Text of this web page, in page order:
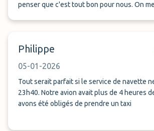
penser que c'est tout bon pour nous. On
dans les temps.
Philippe
05-01-2026
Tout serait parfait si le service de navette
23h40. Notre avion avait plus de 4 heures
avons été obligés de prendre un taxi